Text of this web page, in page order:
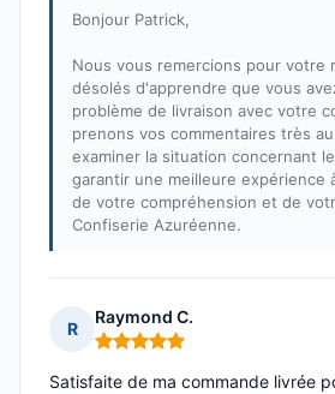
Bonjour Patrick,
Nous vous remercions pour votre
désolés d'apprendre que vous
problème de livraison avec votre
prenons vos commentaires très
examiner la situation concernant
garantir une meilleure expérience
de votre compréhension et de
Confiserie Azuréenne.
R
Raymond C.
Note : 5 sur 5
Satisfaite de ma commande livrée